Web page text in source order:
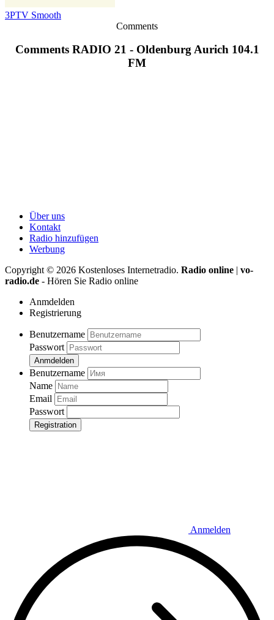
3PTV Smooth
Comments
Comments RADIO 21 - Oldenburg Aurich 104.1
FM
Über uns
Kontakt
Radio hinzufügen
Werbung
Copyright © 2026 Kostenloses Internetradio. Radio online | vo-
radio.de - Hören Sie Radio online
Anmdelden
Registrierung
Benutzername
Passwort
Anmdelden
Benutzername
Name
Email
Passwort
Registration
Anmelden